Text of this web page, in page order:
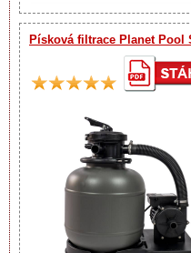
Písková filtrace Planet Pool